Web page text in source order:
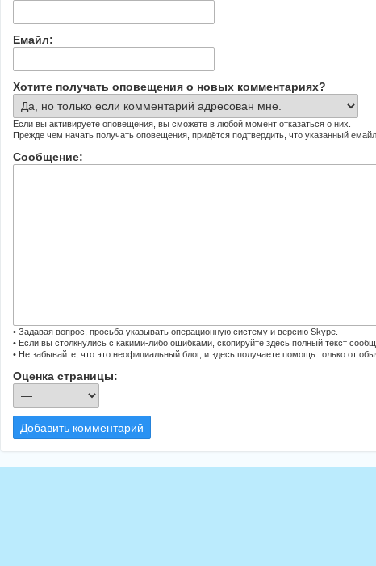
Емайл:
Хотите получать оповещения о новых комментариях?
Если вы активируете оповещения, вы сможете в любой момент отказаться о них.
Прежде чем начать получать оповещения, придётся подтвердить, что указанный
Сообщение:
• Задавая вопрос, просьба указывать операционную систему и версию Skype.
• Если вы столкнулись с какими-либо ошибками, скопируйте здесь полный текст
• Не забывайте, что это неофициальный блог, и здесь получаете помощь только от
Оценка страницы:
Добавить комментарий